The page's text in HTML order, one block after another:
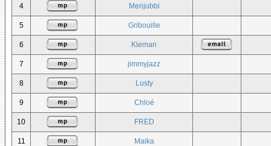
4 Menjubbi
5 Gribouille
6 Kleman
7 jimmyjazz
8 Lusty
9 Chloé
10 FRED
11 Maika